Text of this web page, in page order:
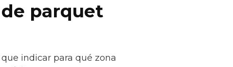
parquet
indicar para qué zona